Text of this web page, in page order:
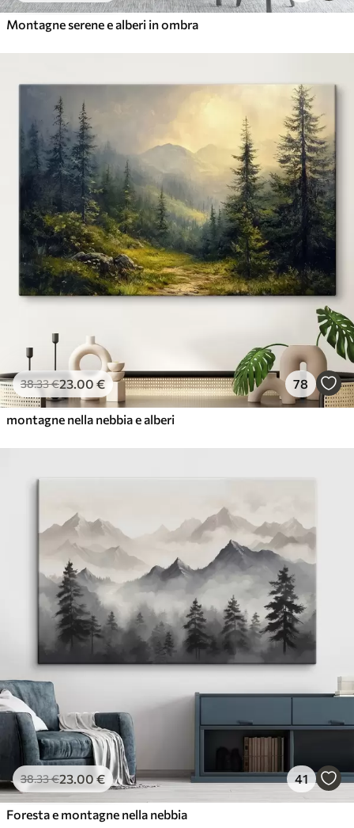
Montagne serene e alberi in ombra
38.33€23.00 € 78
montagne nella nebbia e alberi
38.33€23.00€ 41
Foresta e montagne nella nebbia